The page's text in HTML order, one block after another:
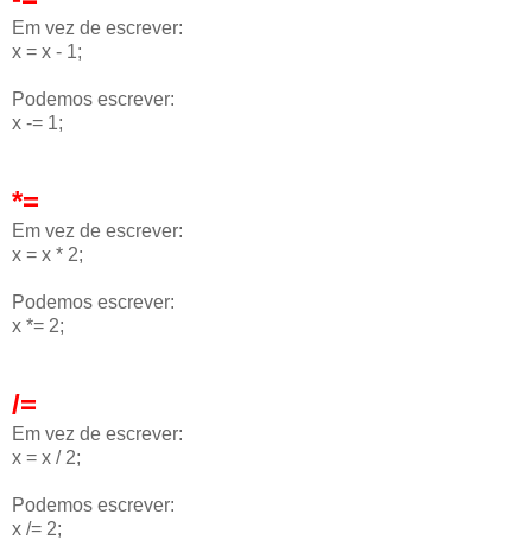
Em vez de escrever:
x = x - 1;
Podemos escrever:
x -= 1;
*=
Em vez de escrever:
x = x * 2;
Podemos escrever:
x *= 2;
/=
Em vez de escrever:
x = x / 2;
Podemos escrever:
x /= 2;